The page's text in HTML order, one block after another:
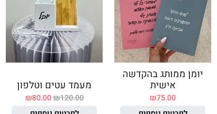
יומן ממותג בהקדשה
אישית
₪75.00
מעמד עטים וטלפון
₪120.00
₪80.00